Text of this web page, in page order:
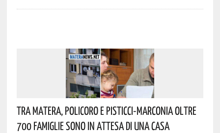
Tra Matera, Policoro E Pisticci-Marconia Oltre
700 Famiglie Sono In Attesa Di Una Casa